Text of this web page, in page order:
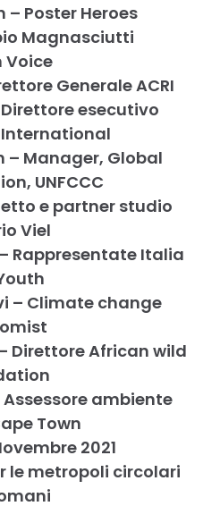
– Poster Heroes
Magnasciutti
Voice
Generale ACRI
esecutivo
– Manager, Global
UNFCCC
e partner studio
Viel
Rappresentate Italia
– Climate change
Direttore African wild
ambiente
Town
2021
le metropoli circolari